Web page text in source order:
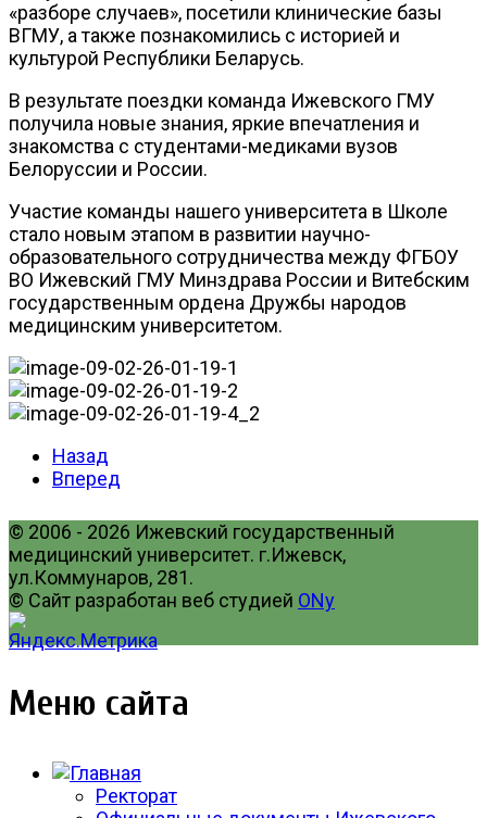
«разборе случаев», посетили клинические базы
ВГМУ, а также познакомились с историей и
культурой Республики Беларусь.
В результате поездки команда Ижевского ГМУ
получила новые знания, яркие впечатления и
знакомства с студентами-медиками вузов
Белоруссии и России.
Участие команды нашего университета в Школе
стало новым этапом в развитии научно-
образовательного сотрудничества между ФГБОУ
ВО Ижевский ГМУ Минздрава России и Витебским
государственным ордена Дружбы народов
медицинским университетом.
Назад
Вперед
© 2006 - 2026 Ижевский государственный
медицинский университет. г.Ижевск,
ул.Коммунаров, 281.
© Сайт разработан веб студией ONy
Меню сайта
Ректорат